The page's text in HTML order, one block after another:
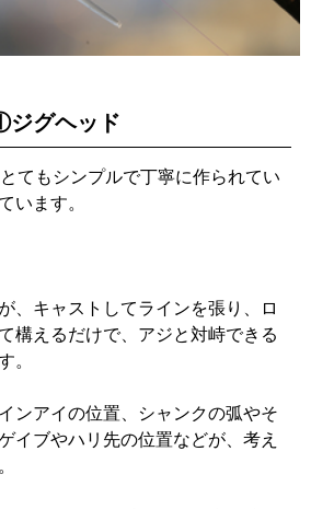
グヘッド
てもシンプルで丁寧に作られてい
います。
、キャストしてラインを張り、ロ
構えるだけで、アジと対峙できる
。
ンアイの位置、シャンクの弧やそ
イブやハリ先の位置などが、考え